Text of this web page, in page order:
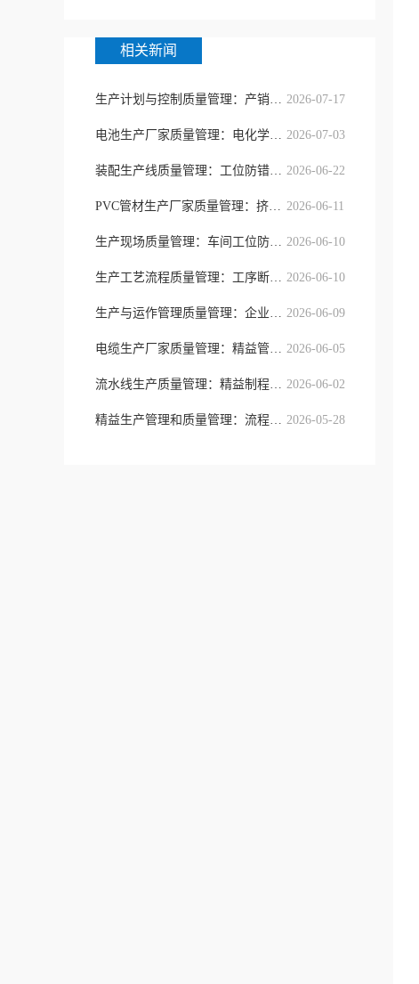
相关新闻
生产计划与控制质量管理：产销协同精 2026-07-17
电池生产厂家质量管理：电化学一致性 2026-07-03
装配生产线质量管理：工位防错与节拍 2026-06-22
PVC管材生产厂家质量管理：挤出制程 2026-06-11
生产现场质量管理：车间工位防错与精 2026-06-10
生产工艺流程质量管理：工序断点防控 2026-06-10
生产与运作管理质量管理：企业全域流 2026-06-09
电缆生产厂家质量管理：精益管控模式 2026-06-05
流水线生产质量管理：精益制程、工序 2026-06-02
精益生产管理和质量管理：流程提质与 2026-05-28